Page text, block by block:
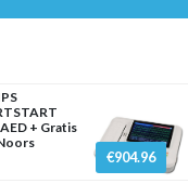
+ Gratis
€904.96